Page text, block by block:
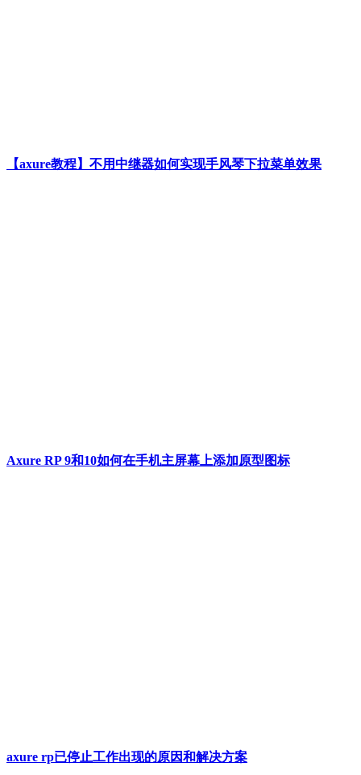
【axure教程】不用中继器如何实现手风琴下拉菜单效果
Axure RP 9和10如何在手机主屏幕上添加原型图标
axure rp已停止工作出现的原因和解决方案